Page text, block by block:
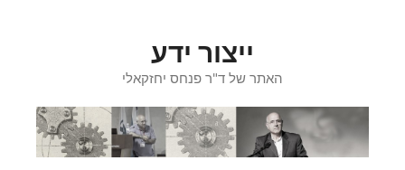
ייצור ידע
האתר של ד"ר פנחס יחזקאלי